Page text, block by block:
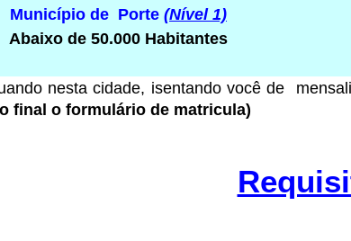
Município de Porte (Nível 1)
Abaixo de 50.000 Habitantes
nesta cidade, isentando você de
final o formulário de matricula)